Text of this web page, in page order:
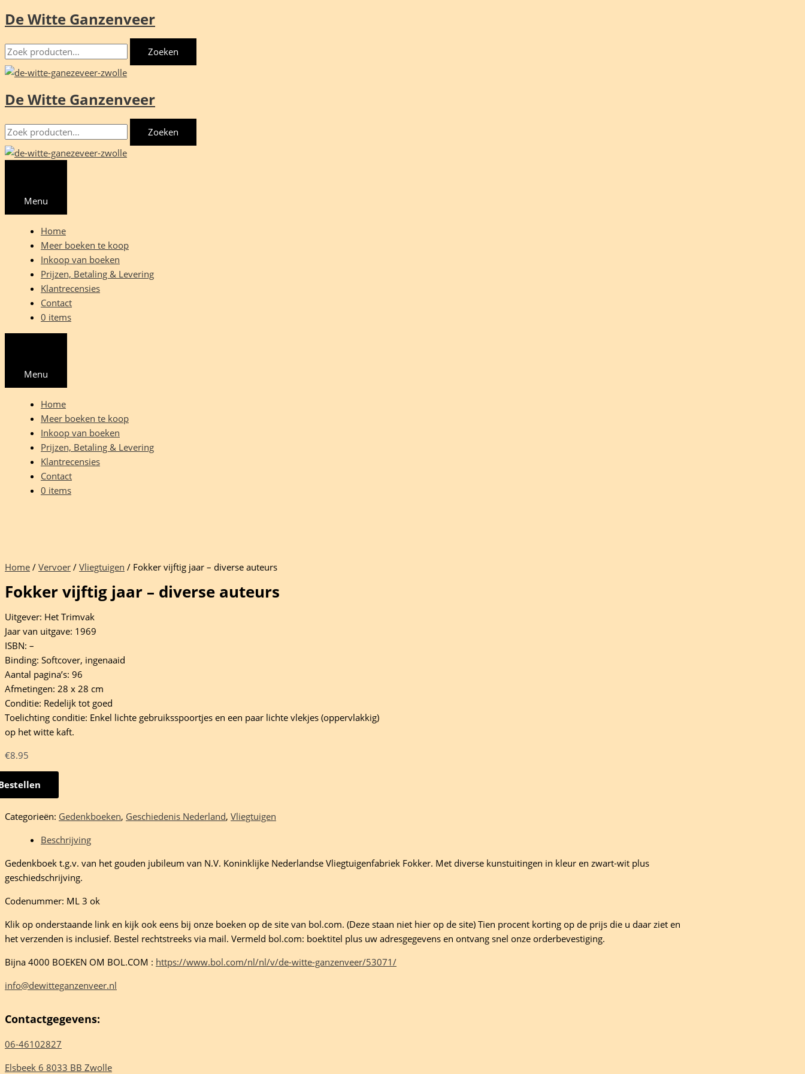
Ga
de
inhoud
De Witte Ganzenveer
Zoeken
naar:
Zoeken
De Witte Ganzenveer
Zoeken
naar:
Zoeken
Menu
Home
Meer boeken te koop
Inkoop van boeken
Prijzen, Betaling & Levering
Klantrecensies
Contact
0 items
Menu
Home
Meer boeken te koop
Inkoop van boeken
Prijzen, Betaling & Levering
Klantrecensies
Contact
0 items
Home / Vervoer / Vliegtuigen / Fokker vijftig jaar – diverse auteurs
Fokker vijftig jaar – diverse auteurs
Uitgever: Het Trimvak
Jaar van uitgave: 1969
ISBN: –
Binding: Softcover, ingenaaid
Aantal pagina’s: 96
Afmetingen: 28 x 28 cm
Conditie: Redelijk tot goed
Toelichting conditie: Enkel lichte gebruiksspoortjes en een paar lichte vlekjes (oppervlakkig)
op het witte kaft.
€8.95
Categorieën: Gedenkboeken, Geschiedenis Nederland, Vliegtuigen
Beschrijving
Gedenkboek t.g.v. van het gouden jubileum van N.V. Koninklijke Nederlandse Vliegtuigenfabriek Fokker. Met diverse kunstuitingen in kleur en zwart-wit plus
geschiedschrijving.
Codenummer: ML 3 ok
Klik op onderstaande link en kijk ook eens bij onze boeken op de site van bol.com. (Deze staan niet hier op de site) Tien procent korting op de prijs die u daar ziet en
het verzenden is inclusief. Bestel rechtstreeks via mail. Vermeld bol.com: boektitel plus uw adresgegevens en ontvang snel onze orderbevestiging.
Bijna 4000 BOEKEN OM BOL.COM : https://www.bol.com/nl/nl/v/de-witte-ganzenveer/53071/
info@dewitteganzenveer.nl
Contactgegevens:
06-46102827
Elsbeek 6 8033 BB Zwolle